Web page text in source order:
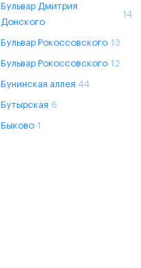
Бульвар Дмитрия
Донского
14
Бульвар Рокоссовского 13
Бульвар Рокоссовского 12
Бунинская аллея 44
Бутырская 6
Быково 1